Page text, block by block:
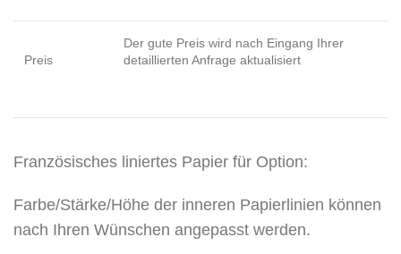
Preis
Der gute Preis wird nach Eingang Ihrer
detaillierten Anfrage aktualisiert
Französisches liniertes Papier für Option:
Farbe/Stärke/Höhe der inneren Papierlinien können
nach Ihren Wünschen angepasst werden.